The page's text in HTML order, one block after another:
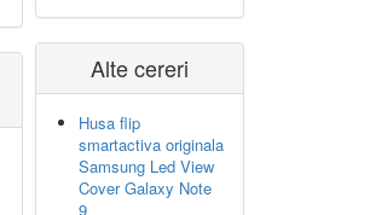
Alte cereri
Husa flip
smartactiva originala
Samsung Led View
Cover Galaxy Note
9